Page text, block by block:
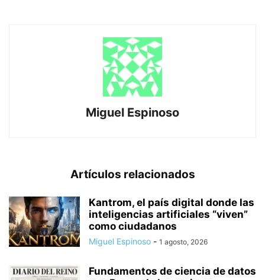
Miguel Espinoso
Artículos relacionados
Kantrom, el país digital donde las
inteligencias artificiales “viven”
como ciudadanos
Miguel Espinoso - 1 agosto, 2026
Fundamentos de ciencia de datos